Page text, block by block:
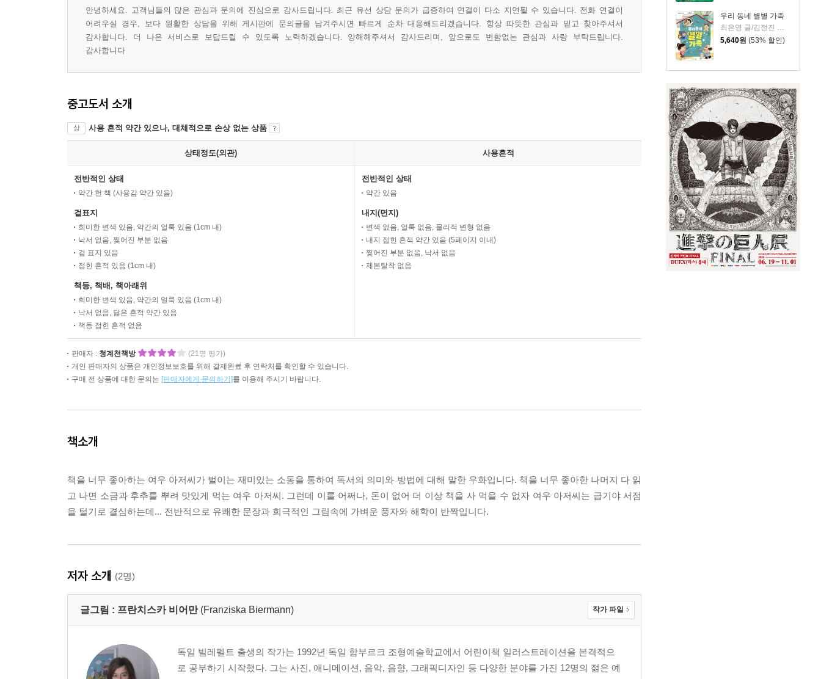
우리 동네 별별 가족
최은영 글/김정진 그림
5,640원 (53% 할인)
안녕하세요. 고객님들의 많은 관심과 문의에 진심으로 감사드립니다. 최근 유선 상담 문의가 급증하여 연결이 다소 지연될 수 있습니다. 전화 연결이
어려우실 경우, 보다 원활한 상담을 위해 게시판에 문의글을 남겨주시면 빠르게 순차 대응해드리겠습니다. 항상 따뜻한 관심과 믿고 찾아주셔서
감사합니다. 더 나은 서비스로 보답드릴 수 있도록 노력하겠습니다. 양해해주셔서 감사드리며, 앞으로도 변함없는 관심과 사랑 부탁드립니다.
감사합니다
중고도서 소개
상 사용 흔적 약간 있으나, 대체적으로 손상 없는 상품
상태정도(외관) 사용흔적
전반적인 상태
약간 헌 책 (사용감 약간 있음)
겉표지
희미한 변색 있음, 약간의 얼룩 있음 (1cm 내)
낙서 없음, 찢어진 부분 없음
겉 표지 있음
접힌 흔적 있음 (1cm 내)
책등, 책배, 책아래위
희미한 변색 있음, 약간의 얼룩 있음 (1cm 내)
낙서 없음, 닳은 흔적 약간 있음
책등 접힌 흔적 없음
전반적인 상태
약간 있음
내지(면지)
변색 없음, 얼룩 없음, 물리적 변형 없음
내지 접힌 흔적 약간 있음 (5페이지 이내)
찢어진 부분 없음, 낙서 없음
제본탈착 없음
판매자 : 청계천책방
(21명 평가)
개인 판매자의 상품은 개인정보보호를 위해 결제완료 후 연락처를 확인할 수 있습니다.
구매 전 상품에 대한 문의는 [판매자에게 문의하기]를 이용해 주시기 바랍니다.
책소개
책을 너무 좋아하는 여우 아저씨가 벌이는 재미있는 소동을 통하여 독서의 의미와 방법에 대해 말한 우화입니다. 책을 너무 좋아한 나머지 다 읽
고 나면 소금과 후추를 뿌려 맛있게 먹는 여우 아저씨. 그런데 이를 어쩌나, 돈이 없어 더 이상 책을 사 먹을 수 없자 여우 아저씨는 급기야 서점
을 털기로 결심하는데... 전반적으로 유쾌한 문장과 희극적인 그림속에 가벼운 풍자와 해학이 반짝입니다.
저자 소개 (2명)
글그림 : 프란치스카 비어만 (Franziska Biermann) 작가 파일
독일 빌레펠트 출생의 작가는 1992년 독일 함부르크 조형예술학교에서 어린이책 일러스트레이션을 본격적으
로 공부하기 시작했다. 그는 사진, 애니메이션, 음악, 음향, 그래픽디자인 등 다양한 분야를 가진 12명의 젊은 예